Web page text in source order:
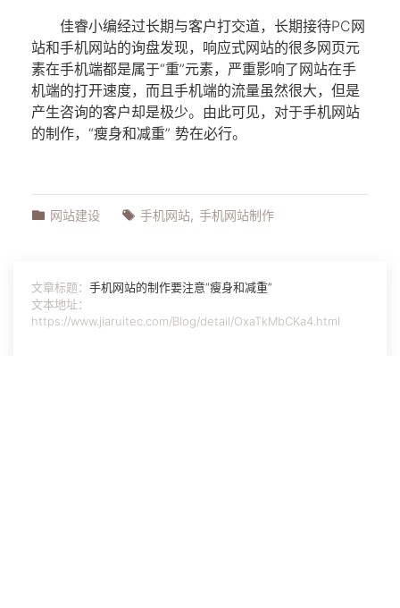
佳睿小编经过长期与客户打交道，长期接待PC网
站和手机网站的询盘发现，响应式网站的很多网页元
素在手机端都是属于“重”元素，严重影响了网站在手
机端的打开速度，而且手机端的流量虽然很大，但是
产生咨询的客户却是极少。由此可见，对于手机网站
的制作，“瘦身和减重” 势在必行。
网站建设 手机网站 手机网站制作
文章标题： 手机网站的制作要注意“瘦身和减重”
文本地址：
https://www.jiaruitec.com/Blog/detail/OxaTkMbCKa4.html